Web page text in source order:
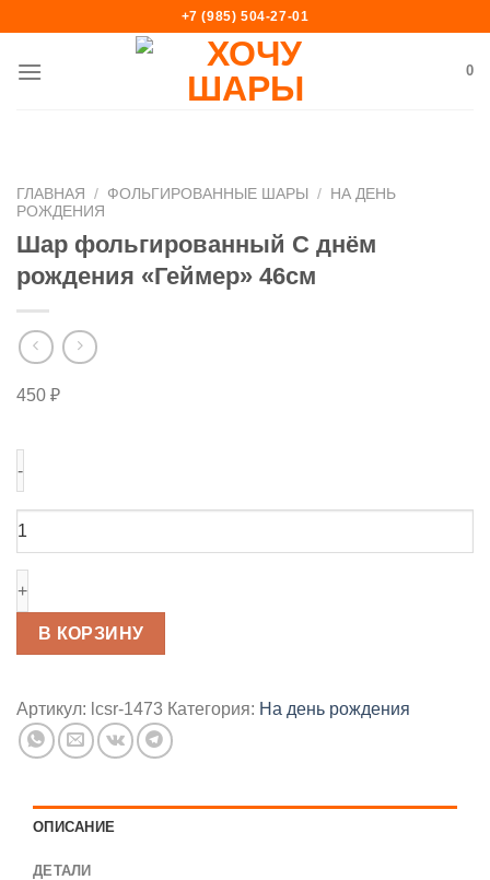
content
+7 (985) 504-27-01
0
ГЛАВНАЯ / ФОЛЬГИРОВАННЫЕ ШАРЫ /
НА ДЕНЬ
РОЖДЕНИЯ
Шар фольгированный С днём
рождения «Геймер» 46см
450 ₽
товара
Шар
днём
рождения
46см
В КОРЗИНУ
Артикул: lcsr-1473 Категория: На день рождения
ОПИСАНИЕ
ДЕТАЛИ